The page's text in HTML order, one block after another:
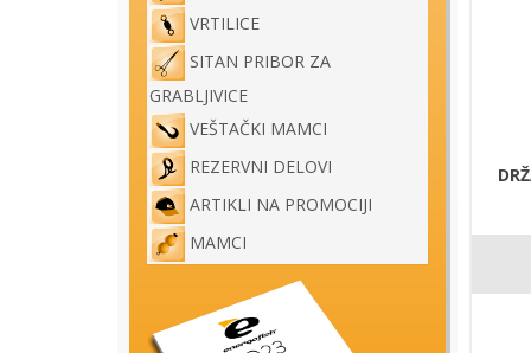
VRTILICE
SITAN PRIBOR ZA
GRABLJIVICE
VEŠTAČKI MAMCI
REZERVNI DELOVI
ARTIKLI NA PROMOCIJI
MAMCI